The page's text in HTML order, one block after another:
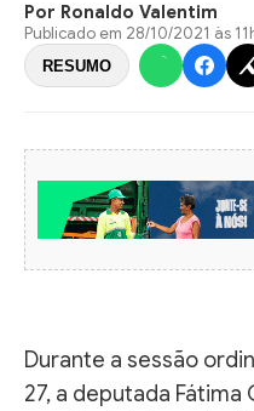
Por Ronaldo Valentim
Publicado em 28/10/2021 às
RESUMO
Durante a sessão
27, a deputada Fátima